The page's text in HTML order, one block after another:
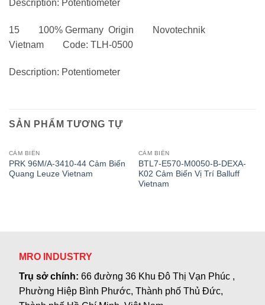
Description: Potentiometer
15 100% Germany Origin Novotechnik
Vietnam Code: TLH-0500
Description: Potentiometer
SẢN PHẨM TƯƠNG TỰ
CẢM BIẾN
PRK 96M/A-3410-44 Cảm Biến
Quang Leuze Vietnam
CẢM BIẾN
BTL7-E570-M0050-B-DEXA-
K02 Cảm Biến Vị Trí Balluff
Vietnam
MRO INDUSTRY
Trụ sở chính:66 đường 36 Khu Đô Thị Vạn Phúc ,
Phường Hiệp Bình Phước, Thành phố Thủ Đức,